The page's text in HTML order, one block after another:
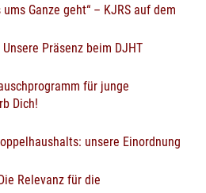
Ganze geht“ – KJRS auf dem
Unsere Präsenz beim DJHT
für junge
Dich!
unsere Einordnung
Relevanz für die